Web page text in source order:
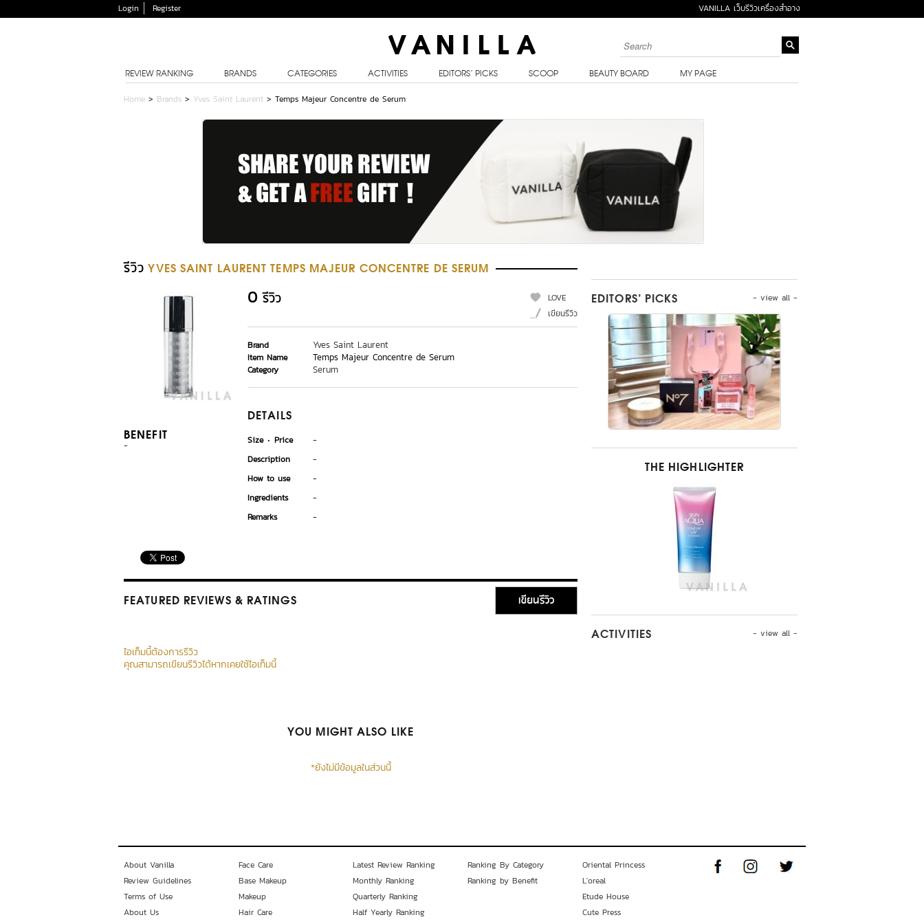
Login Register VANILLA เว็บรีวิวเครื่องสำอาง
REVIEW RANKING BRANDS CATEGORIES ACTIVITIES EDITORS’ PICKS SCOOP BEAUTY BOARD MY PAGE
Home > Brands > Yves Saint Laurent > Temps Majeur Concentre de Serum
รีวิว YVES SAINT LAURENT TEMPS MAJEUR CONCENTRE DE SERUM
BENEFIT
-
0 รีวิว
LOVE
เขียนรีวิว
Brand Yves Saint Laurent
Item Name Temps Majeur Concentre de Serum
Category Serum
DETAILS
Size Price
-
Description
-
How to use
-
Ingredients
-
Remarks
-
FEATURED REVIEWS & RATINGS เขียนรีวิว
ไอเท็มนี้ต้องการรีวิว
คุณสามารถเขียนรีวิวได้หากเคยใช้ไอเท็มนี้
YOU MIGHT ALSO LIKE
*ยังไม่มีข้อมูลในส่วนนี้
- view all -
EDITORS’ PICKS
THE HIGHLIGHTER
- view all -
ACTIVITIES
About Vanilla
Review Guidelines
Terms of Use
About Us
Face Care
Base Makeup
Makeup
Hair Care
Latest Review Ranking
Monthly Ranking
Quarterly Ranking
Half Yearly Ranking
Ranking By Category
Ranking by Benefit
Oriental Princess
L'oreal
Etude House
Cute Press